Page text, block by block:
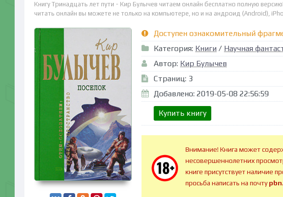
Книгу Тринадцать лет пути - Кир Булычев читаем онлайн бесплатно полную
читать онлайн вы можете не только на компьютере, но и на андроид (Android),
Доступен ознакомительный
Категория: Книги / Научная
Автор: Кир Булычев
Страниц: 3
Добавлено: 2019-05-08 22:56:59
Купить книгу
Внимание! Книга может
несовершеннолетних
книге присутствует наличие
просьба написать на почту